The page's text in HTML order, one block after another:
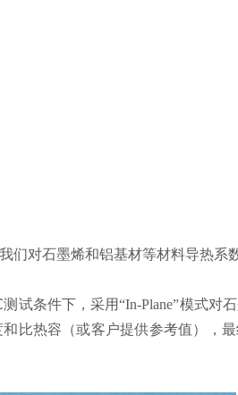
对石墨烯和铝基材等材料导热系
试条件下，采用“In-Plane”模式对
比热容（或客户提供参考值），